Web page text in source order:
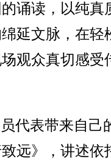
诵读，以纯真
延文脉，在轻
观众真切感受
表带来自己
远》，讲述依